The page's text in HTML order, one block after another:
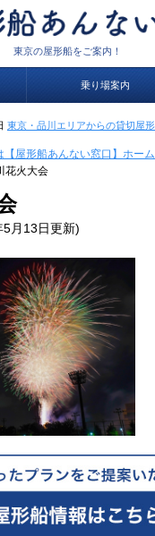
東京の屋形船をご案内！
乗り場案内
東京・品川エリアからの貸切屋
屋形船あんない窓口】ホーム
花火大会
月13日更新)